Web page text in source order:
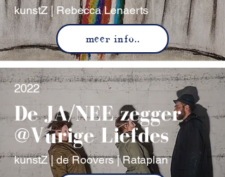
kunstZ | Rebecca Lenaerts
meer info..
2022
De JA/NEE zegger
@Vurige Liefdes
kunstZ | de Roovers | Rataplan